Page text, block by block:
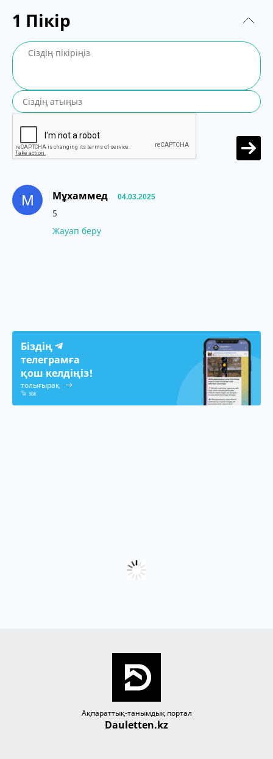
1 Пікір
М Мұхаммед 04.03.2025
5
Жауап беру
Біздің
телеграмға
қош келдіңіз!
толығырақ
308
Ақпараттық-танымдық портал
Dauletten.kz